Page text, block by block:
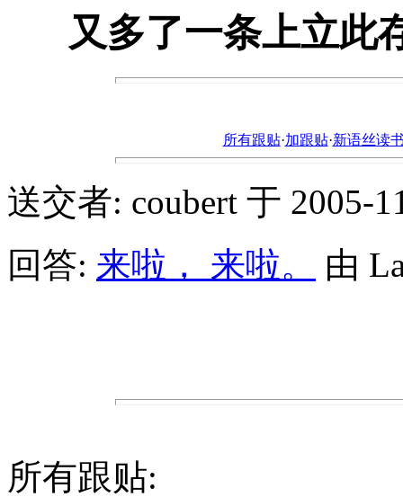
又多了一条上立此
所有跟贴·加跟贴·新语丝读
送交者: coubert 于 2005-
回答: 来啦， 来啦。 由
所有跟贴: